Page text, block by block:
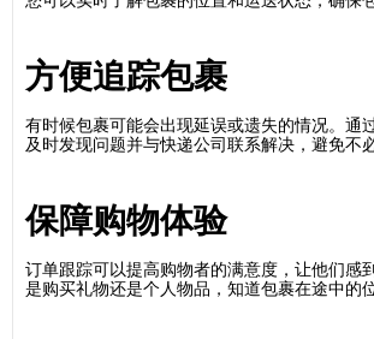
方便追踪包裹
有时候包裹可能会出现延误或遗失的情况。通
及时发现问题并与快递公司联系解决，避免不
保障购物体验
订单跟踪可以提高购物者的满意度，让他们感
是购买礼物还是个人物品，知道包裹在途中的